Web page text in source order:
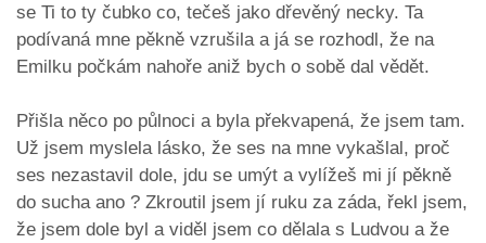
se Ti to ty čubko co, tečeš jako dřevěný necky. Ta
podívaná mne pěkně vzrušila a já se rozhodl, že na
Emilku počkám nahoře aniž bych o sobě dal vědět.
Přišla něco po půlnoci a byla překvapená, že jsem tam.
Už jsem myslela lásko, že ses na mne vykašlal, proč
ses nezastavil dole, jdu se umýt a vylížeš mi jí pěkně
do sucha ano ? Zkroutil jsem jí ruku za záda, řekl jsem,
že jsem dole byl a viděl jsem co dělala s Ludvou a že